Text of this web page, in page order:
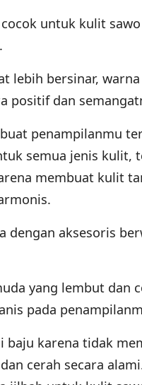
untuk kulit
lebih bersinar,
positif dan
penampilanmu
semua jenis kulit,
membuat kulit
dengan aksesoris
yang lembut dan
pada
baju karena tidak
cerah secara